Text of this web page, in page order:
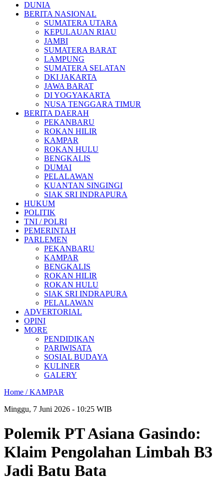
DUNIA
BERITA NASIONAL
SUMATERA UTARA
KEPULAUAN RIAU
JAMBI
SUMATERA BARAT
LAMPUNG
SUMATERA SELATAN
DKI JAKARTA
JAWA BARAT
DI YOGYAKARTA
NUSA TENGGARA TIMUR
BERITA DAERAH
PEKANBARU
ROKAN HILIR
KAMPAR
ROKAN HULU
BENGKALIS
DUMAI
PELALAWAN
KUANTAN SINGINGI
SIAK SRI INDRAPURA
HUKUM
POLITIK
TNI / POLRI
PEMERINTAH
PARLEMEN
PEKANBARU
KAMPAR
BENGKALIS
ROKAN HILIR
ROKAN HULU
SIAK SRI INDRAPURA
PELALAWAN
ADVERTORIAL
OPINI
MORE
PENDIDIKAN
PARIWISATA
SOSIAL BUDAYA
KULINER
GALERY
Home /KAMPAR
Minggu, 7 Juni 2026 - 10:25 WIB
Polemik PT Asiana Gasindo:
Klaim Pengolahan Limbah B3
Jadi Batu Bata